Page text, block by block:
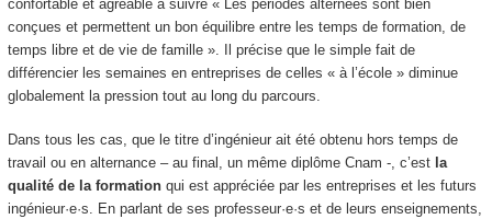
confortable et agréable à suivre « Les périodes alternées sont bien
conçues et permettent un bon équilibre entre les temps de formation, de
temps libre et de vie de famille ». Il précise que le simple fait de
différencier les semaines en entreprises de celles « à l’école » diminue
globalement la pression tout au long du parcours.
Dans tous les cas, que le titre d’ingénieur ait été obtenu hors temps de
travail ou en alternance– au final, un même diplôme Cnam -, c’est la
qualité de la formationqui est appréciée par les entreprises et les futurs
ingénieur·e·s. En parlant de ses professeur·e·s et de leurs enseignements,